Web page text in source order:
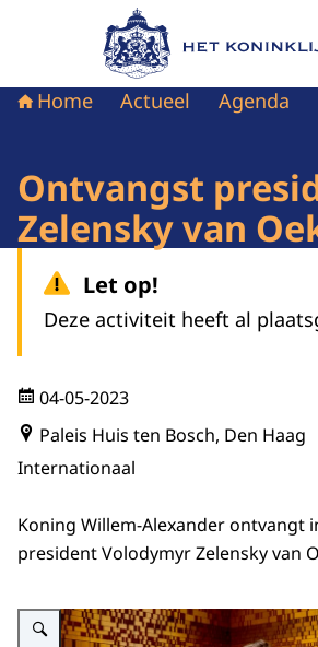
Naar de homepage van
Home Actueel Agenda
Ontvangst
Zelensky van
Let op!
Deze activiteit heeft al
04-05-2023
Paleis Huis ten Bosch, Den Haag
Internationaal
Koning Willem-Alexander ontvangt
president Volodymyr Zelensky van
Vergroot afbeelding Koning Willem-Alexander